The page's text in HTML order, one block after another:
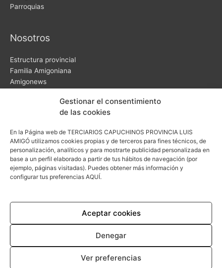
Gestionar el consentimiento
de las cookies
En la Página web de TERCIARIOS CAPUCHINOS PROVINCIA LUIS
AMIGÓ utilizamos cookies propias y de terceros para fines técnicos, de
personalización, analíticos y para mostrarte publicidad personalizada en
base a un perfil elaborado a partir de tus hábitos de navegación (por
ejemplo, páginas visitadas). Puedes obtener más información y
configurar tus preferencias AQUÍ.
Aceptar cookies
Denegar
Ver preferencias
Parroquias
Nosotros
Estructura provincial
Familia Amigoniana
Amigonews
Curia Provincial
C/ Zacarías Homs, 18
comunicacion@amigonianos.org
Política de cookies (UE) Aviso legal Política de privacidad